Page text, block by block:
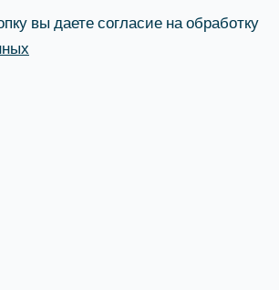
вы даете согласие на обработку